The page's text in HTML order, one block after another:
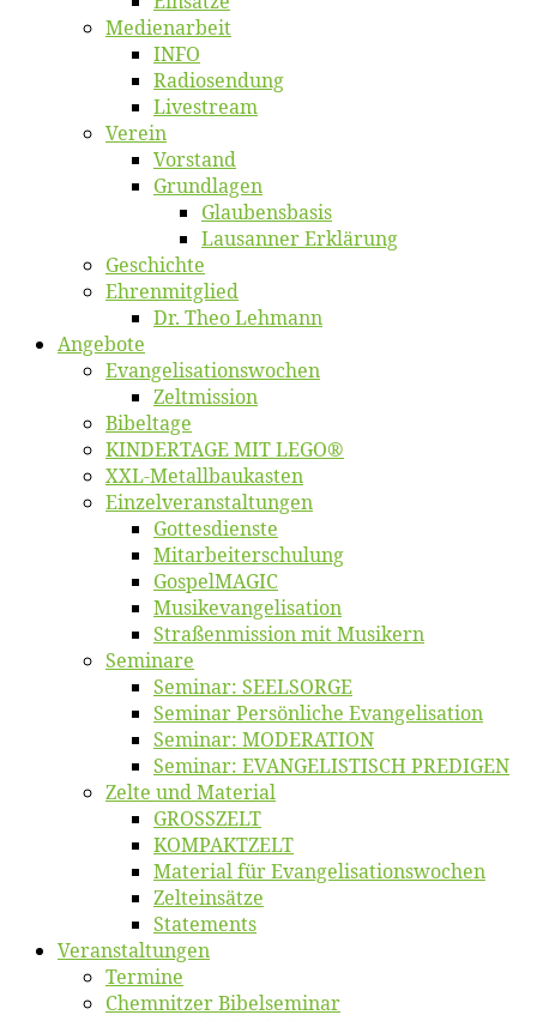
Me­di­en­ar­beit
INFO
Ra­dio­sen­dung
Live­stream
Ver­ein
Vor­stand
Grund­la­gen
Glaubens­ba­sis
Lausan­ner Erklärung
Ge­schich­te
Eh­ren­mit­glied
Dr. Theo Lehmann
An­ge­bo­te
Evangelisa­tions­wo­chen
Zelt­mis­si­on
Bi­bel­ta­ge
KINDERTAGE MIT LEGO®
XXL-Me­­tal­l­­bau­­kas­­ten
Einzelver­an­stal­tungen
Got­tes­diens­te
Mitarbeiter­schulung
Gos­pel­MA­GIC
Musikevan­ge­li­sa­tion
Straßenmis­sion mit Musikern
Se­mi­na­re
Se­mi­nar: SEELSORGE
Se­mi­nar Per­sön­li­che Evangelisation
Se­mi­nar: MODERATION
Se­mi­nar: EVANGELISTISCH PREDIGEN
Zel­te und Material
GROSSZELT
KOMPAKTZELT
Ma­te­ri­al für Evangelisationswochen
Zelt­ein­sät­ze
State­ments
Ver­an­stal­tun­gen
Ter­mi­ne
Chemnit­zer Bibelseminar